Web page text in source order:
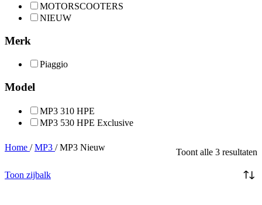
MOTORSCOOTERS
NIEUW
Merk
Piaggio
Model
MP3 310 HPE
MP3 530 HPE Exclusive
Home / MP3 / MP3 Nieuw Toont alle 3 resultaten
Toon zijbalk